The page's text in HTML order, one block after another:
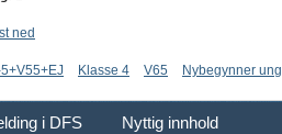
ned
Klasse 4 V65 Nybegynner ung
i DFS
Nyttig innhold